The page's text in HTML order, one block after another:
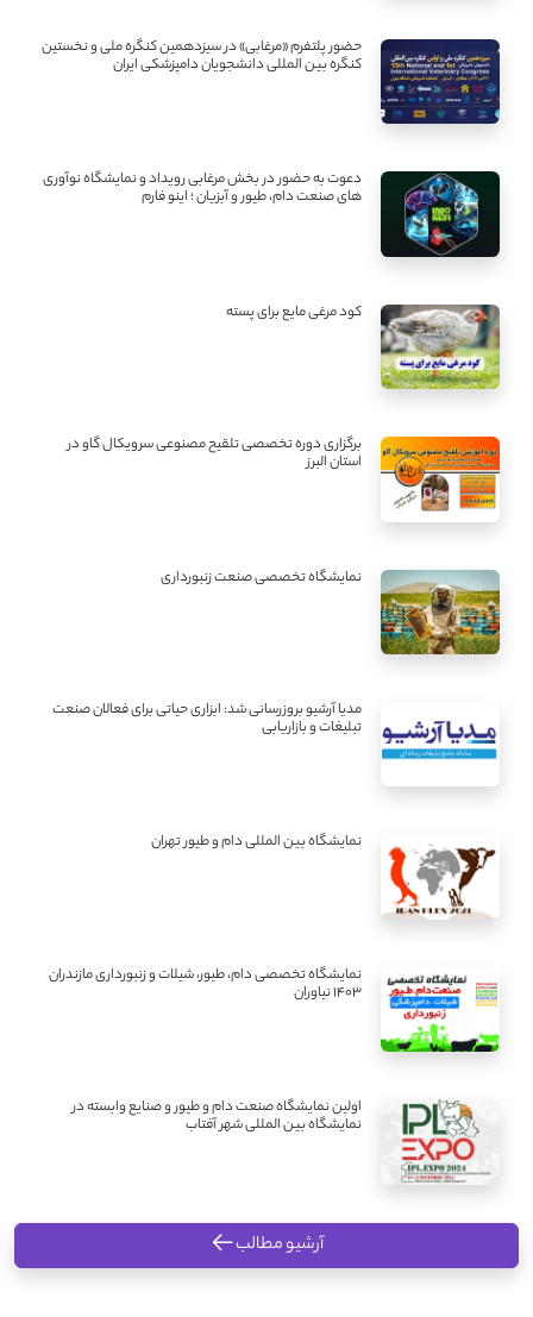
حضور پلتفرم «مرغابی» در سیزدهمین کنگره ملی و نخستین
کنگره بین ‌المللی دانشجویان دامپزشکی ایران
دعوت به حضور در بخش مرغابی رویداد و نمایشگاه نوآوری
های صنعت دام، طیور و آبزیان ؛ اینو فارم
کود مرغی مایع برای پسته
برگزاری دوره تخصصی تلقیح مصنوعی سرویکال گاو در
استان البرز
نمایشگاه تخصصی صنعت زنبورداری
مدیا آرشیو بروزرسانی شد: ابزاری حیاتی برای فعالان صنعت
تبلیغات و بازاریابی
نمایشگاه بین المللی دام و طیور تهران
نمایشگاه تخصصی دام، طیور، شیلات و زنبورداری مازندران
1403 نیاوران
اولین نمایشگاه صنعت دام و طیور و صنایع وابسته در
نمایشگاه بین المللی شهر آفتاب
آرشیو مطالب